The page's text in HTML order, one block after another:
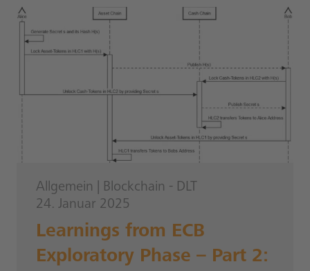
Allgemein
Blockchain - DLT
24. Januar 2025
Learnings from ECB
Exploratory Phase – Part 2: